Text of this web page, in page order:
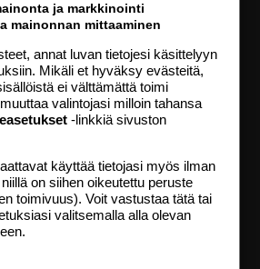
156
Tekniset tiedot, aikataulut ja
ilmoitushinnat
Tietoa verkon kävijöistä
Käyttöehdot
TUOTTEET
ja markkinointi
mainonnan mittaaminen
annat luvan tietojesi käsittelyyn
Mikäli et hyväksy evästeitä,
ei välttämättä toimi
valintojasi milloin tahansa
-linkkiä sivuston
käyttää tietojasi myös ilman
on siihen oikeutettu peruste
toimivuus). Voit vastustaa tätä tai
valitsemalla alla olevan